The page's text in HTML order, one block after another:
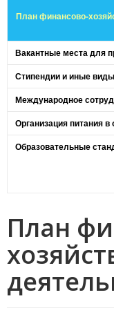
План финансово-
Вакантные места для
Стипендии и иные
Международное
Организация питания в
Образовательные
План